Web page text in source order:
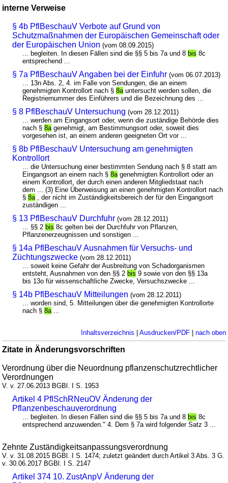
interne Verweise
§ 4b PflBeschauV Verbote auf Grund von
Schutzmaßnahmen der Europäischen Gemeinschaft oder
der Europäischen Union (vom 08.09.2015)
... begleiten. In diesen Fällen sind die §§ 5 bis 7a und 8 bis 8c
entsprechend ...
§ 7a PflBeschauV Angaben bei der Einfuhr (vom 06.07.2013)
... 13n Abs. 2, 4. im Falle von Sendungen, die an einem
genehmigten Kontrollort nach §8auntersucht werden sollen, die
Registriernummer des Einführers und die Bezeichnung des ...
§ 8 PflBeschauV Untersuchung (vom 28.12.2011)
... werden am Eingangsort oder, wenn die zuständige Behörde dies
nach §8agenehmigt, am Bestimmungsort oder, soweit dies
vorgesehen ist, an einem anderen geeigneten Ort vor ...
§ 8b PflBeschauV Untersuchung am genehmigten
Kontrollort
... die Untersuchung einer bestimmten Sendung nach § 8 statt am
Eingangsort an einem nach §8agenehmigten Kontrollort oder an
einem Kontrollort, der durch einen anderen Mitgliedstaat nach
dem ... (3) Eine Überweisung an einen genehmigten Kontrollort nach
§8a, der nicht im Zuständigkeitsbereich der für den Eingangsort
zuständigen ...
§ 13 PflBeschauV Durchfuhr (vom 28.12.2011)
... §§ 2 bis 8c gelten bei der Durchfuhr von Pflanzen,
Pflanzenerzeugnissen und sonstigen ...
§ 14a PflBeschauV Ausnahmen für Versuchs- und
Züchtungszwecke (vom 28.12.2011)
... soweit keine Gefahr der Ausbreitung von Schadorganismen
entsteht, Ausnahmen von den §§ 2 bis 9 sowie von den §§ 13a
bis 13o für wissenschaftliche Zwecke, Versuchszwecke ...
§ 14b PflBeschauV Mitteilungen (vom 28.12.2011)
... worden sind, 5. Mitteilungen über die genehmigten Kontrollorte
nach §8a...
Inhaltsverzeichnis Ausdrucken/PDF| nach oben
Zitate in Änderungsvorschriften
Verordnung über die Neuordnung pflanzenschutzrechtlicher
Verordnungen
V. v. 27.06.2013 BGBl. I S. 1953
Artikel 4 PflSchRNeuOV Änderung der
Pflanzenbeschauverordnung
... begleiten. In diesen Fällen sind die §§ 5 bis 7a und 8 bis 8c
entsprechend anzuwenden." 4. Dem § 7a wird folgender Satz 3 ...
Zehnte Zuständigkeitsanpassungsverordnung
V. v. 31.08.2015 BGBl. I S. 1474; zuletzt geändert durch Artikel 3 Abs. 3 G.
v. 30.06.2017 BGBl. I S. 2147
Artikel 374 10. ZustAnpV Änderung der